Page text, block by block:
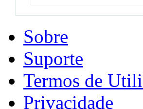
Sobre
Suporte
Termos de
Privacidade